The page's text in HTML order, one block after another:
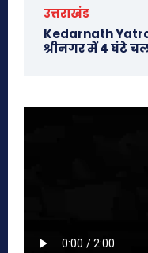
उत्तराखंड
Kedarnath
श्रीनगर में 4 घंटे